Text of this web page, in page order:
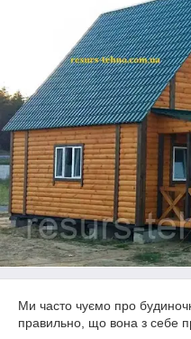
Ми часто чуємо про
правильно, що вона з себе